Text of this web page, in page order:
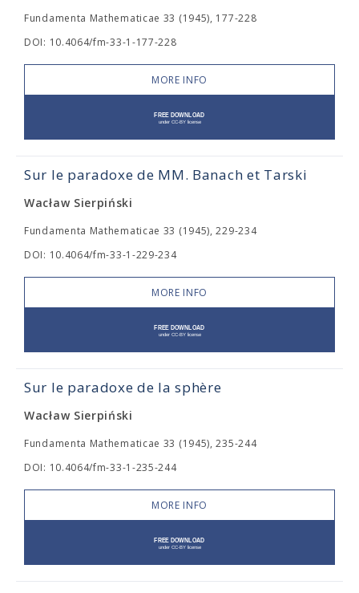
Fundamenta Mathematicae 33 (1945), 177-228
DOI: 10.4064/fm-33-1-177-228
MORE INFO
Sur le paradoxe de MM. Banach et Tarski
Wacław Sierpiński
Fundamenta Mathematicae 33 (1945), 229-234
DOI: 10.4064/fm-33-1-229-234
MORE INFO
Sur le paradoxe de la sphère
Wacław Sierpiński
Fundamenta Mathematicae 33 (1945), 235-244
DOI: 10.4064/fm-33-1-235-244
MORE INFO